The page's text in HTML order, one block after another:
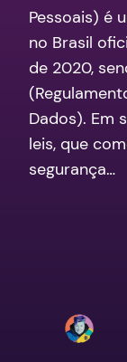
Pessoais) é
no Brasil
de 2020,
Dados). Em
leis, que
segurança…